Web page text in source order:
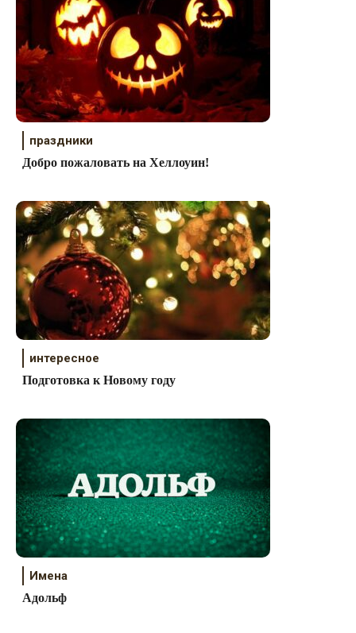
праздники
Добро пожаловать на Хеллоуин!
интересное
Подготовка к Новому году
Имена
Адольф